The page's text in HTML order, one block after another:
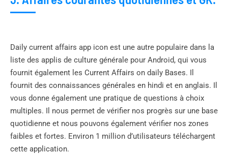
Daily current affairs app icon est une autre populaire dans la
liste des applis de culture générale pour Android, qui vous
fournit également les Current Affairs on daily Bases. Il
fournit des connaissances générales en hindi et en anglais. Il
vous donne également une pratique de questions à choix
multiples. Il nous permet de vérifier nos progrès sur une base
quotidienne et nous pouvons également vérifier nos zones
faibles et fortes. Environ 1 million d’utilisateurs téléchargent
cette application.